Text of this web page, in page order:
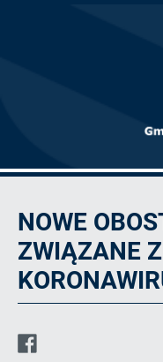
NOWE
ZWIĄZANE
dFacebook